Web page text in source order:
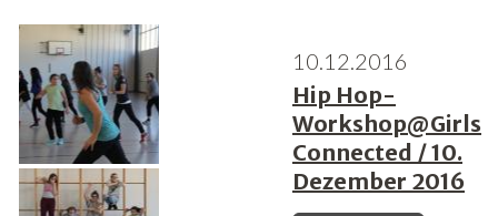
10.12.2016
Hip Hop-
Workshop@Girls
Connected / 10.
Dezember 2016